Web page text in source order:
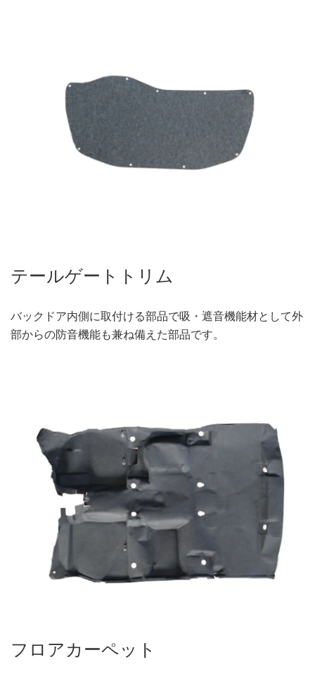
テールゲートトリム
バックドア内側に取付ける部品で吸・遮音機能材として外
部からの防音機能も兼ね備えた部品です。
フロアカーペット